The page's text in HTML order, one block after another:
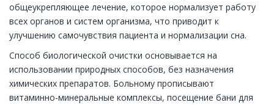
общеукрепляющее лечение, которое нормализует работу
всех органов и систем организма, что приводит к
улучшению самочувствия пациента и нормализации сна.
Способ биологической очистки основывается на
использовании природных способов, без назначения
химических препаратов. Больному прописывают
витаминно-минеральные комплексы, посещение бани для